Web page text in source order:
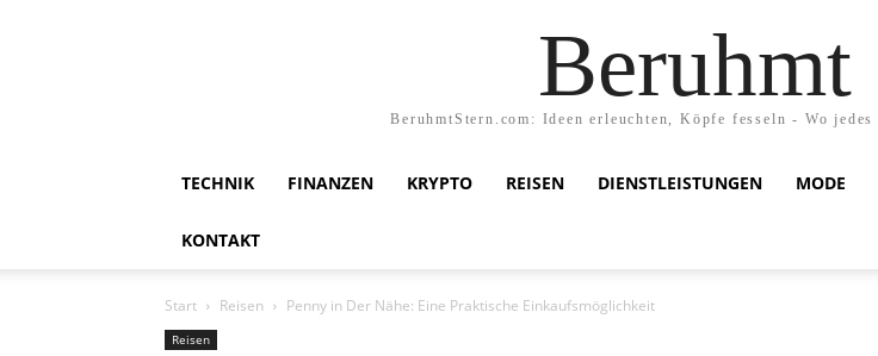
Beruhmt
BeruhmtStern.com: Ideen erleuchten, Köpfe fesseln - Wo
TECHNIK FINANZEN KRYPTO REISEN DIENSTLEISTUNGEN MODE
KONTAKT
Start Reisen Penny in Der Nähe: Eine Praktische Einkaufsmöglichkeit
Reisen